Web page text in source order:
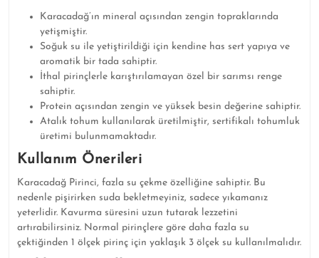
Karacadağ’ın mineral açısından zengin topraklarında
yetişmiştir.
Soğuk su ile yetiştirildiği için kendine has sert yapıya ve
aromatik bir tada sahiptir.
İthal pirinçlerle karıştırılamayan özel bir sarımsı renge
sahiptir.
Protein açısından zengin ve yüksek besin değerine sahiptir.
Atalık tohum kullanılarak üretilmiştir, sertifikalı tohumluk
üretimi bulunmamaktadır.
Kullanım Önerileri
Karacadağ Pirinci, fazla su çekme özelliğine sahiptir. Bu
nedenle pişirirken suda bekletmeyiniz, sadece yıkamanız
yeterlidir. Kavurma süresini uzun tutarak lezzetini
artırabilirsiniz. Normal pirinçlere göre daha fazla su
çektiğinden 1 ölçek pirinç için yaklaşık 3 ölçek su kullanılmalıdır.